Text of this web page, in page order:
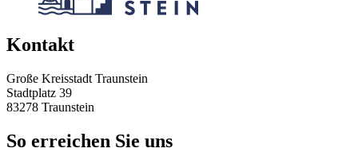
Kontakt
Große Kreisstadt Traunstein
Stadtplatz 39
83278 Traunstein
So erreichen Sie uns